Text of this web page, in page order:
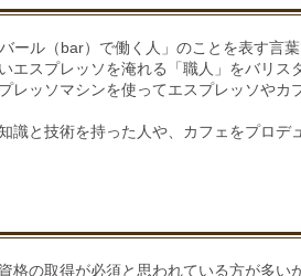
ール（bar）で働く人」のことを表す言葉
スプレッソを淹れる「職人」をバリス
レッソマシンを使ってエスプレッソやカ
識と技術を持った人や、カフェをプロデ
の取得が必須と思われている方が多い